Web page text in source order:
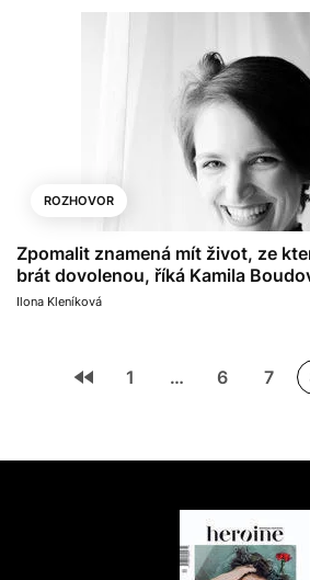
ROZHOVOR
Zpomalit znamená mít život, ze
brát dovolenou, říká Kamila
Ilona Kleníková
1 … 6 7